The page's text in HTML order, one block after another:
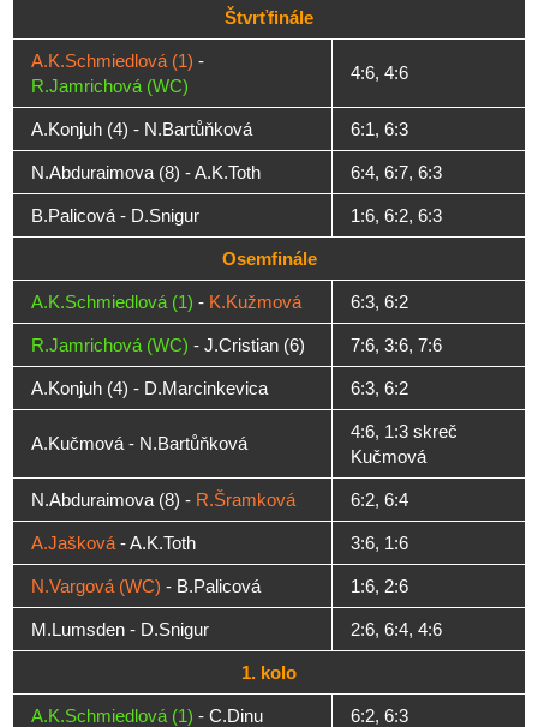
Štvrťfinále
A.K.Schmiedlová (1) -
R.Jamrichová (WC)
4:6, 4:6
A.Konjuh (4) - N.Bartůňková 6:1, 6:3
N.Abduraimova (8) - A.K.Toth 6:4, 6:7, 6:3
B.Palicová - D.Snigur 1:6, 6:2, 6:3
Osemfinále
A.K.Schmiedlová (1) - K.Kužmová 6:3, 6:2
R.Jamrichová (WC) - J.Cristian (6) 7:6, 3:6, 7:6
A.Konjuh (4) - D.Marcinkevica 6:3, 6:2
A.Kučmová - N.Bartůňková
4:6, 1:3 skreč
Kučmová
N.Abduraimova (8) - R.Šramková 6:2, 6:4
A.Jašková - A.K.Toth 3:6, 1:6
N.Vargová (WC) - B.Palicová 1:6, 2:6
M.Lumsden - D.Snigur 2:6, 6:4, 4:6
1. kolo
A.K.Schmiedlová (1) - C.Dinu 6:2, 6:3